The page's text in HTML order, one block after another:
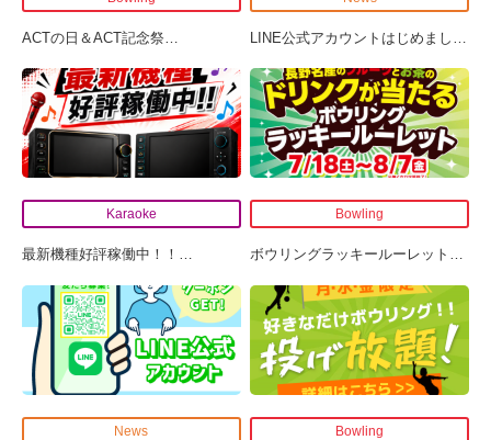
ACTの日＆ACT記念祭 LINE公式アカウントはじめまし
Karaoke
最新機種好評稼働中！！ …
Bowling
ボウリングラッキールーレット …
News Bowling